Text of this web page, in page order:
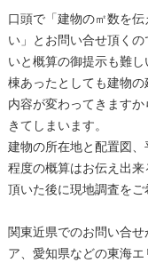
口頭で「建物の㎡数を
い」とお問い合せ頂く
いと概算の御提示も難
棟あったとしても建物
内容が変わってきます
きてしまいます。
建物の所在地と配置図
程度の概算はお伝え出
頂いた後に現地調査をご
関東近県でのお問い合
ア、愛知県などの東海